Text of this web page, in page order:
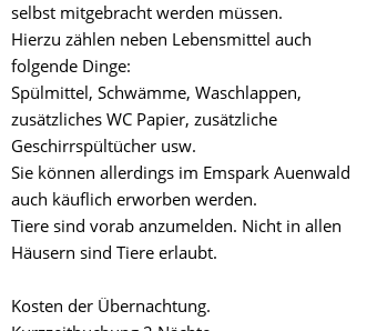
selbst mitgebracht werden müssen.
Hierzu zählen neben Lebensmittel auch
folgende Dinge:
Spülmittel, Schwämme, Waschlappen,
zusätzliches WC Papier, zusätzliche
Geschirrspültücher usw.
Sie können allerdings im Emspark Auenwald
auch käuflich erworben werden.
Tiere sind vorab anzumelden. Nicht in allen
Häusern sind Tiere erlaubt.
Kosten der Übernachtung.